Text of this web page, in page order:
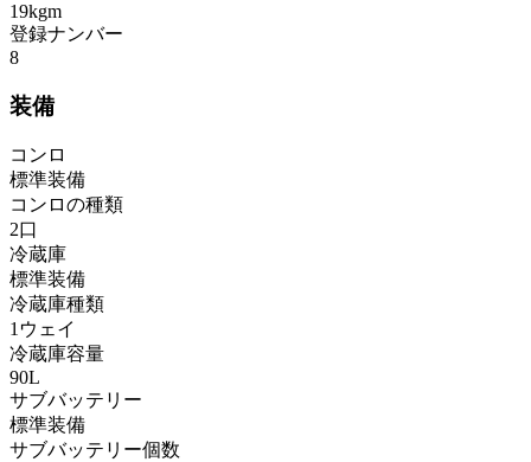
19kgm
登録ナンバー
8
装備
コンロ
標準装備
コンロの種類
2口
冷蔵庫
標準装備
冷蔵庫種類
1ウェイ
冷蔵庫容量
90L
サブバッテリー
標準装備
サブバッテリー個数